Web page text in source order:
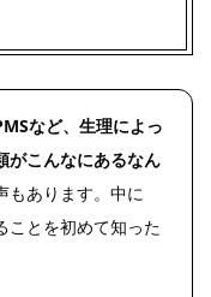
など、生理によっ
がこんなにあるなん
もあります。中に
ことを初めて知った